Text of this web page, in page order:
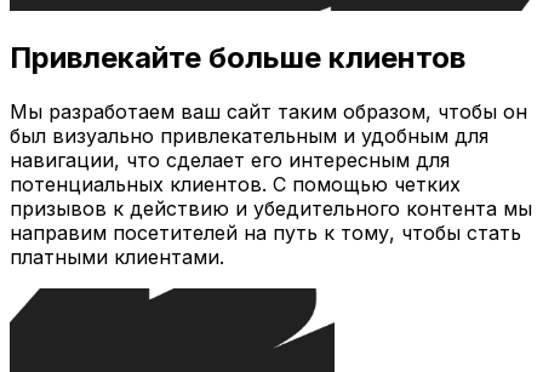
Привлекайте больше клиентов
Мы разработаем ваш сайт таким образом, чтобы он
был визуально привлекательным и удобным для
навигации, что сделает его интересным для
потенциальных клиентов. С помощью четких
призывов к действию и убедительного контента мы
направим посетителей на путь к тому, чтобы стать
платными клиентами.